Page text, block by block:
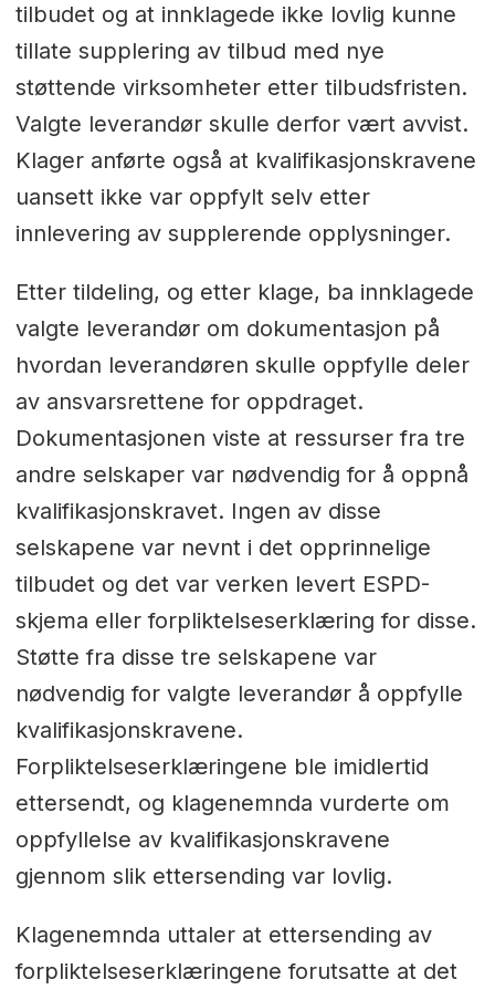
tilbudet og at innklagede ikke lovlig kunne
tillate supplering av tilbud med nye
støttende virksomheter etter tilbudsfristen.
Valgte leverandør skulle derfor vært avvist.
Klager anførte også at kvalifikasjonskravene
uansett ikke var oppfylt selv etter
innlevering av supplerende opplysninger.
Etter tildeling, og etter klage, ba innklagede
valgte leverandør om dokumentasjon på
hvordan leverandøren skulle oppfylle deler
av ansvarsrettene for oppdraget.
Dokumentasjonen viste at ressurser fra tre
andre selskaper var nødvendig for å oppnå
kvalifikasjonskravet. Ingen av disse
selskapene var nevnt i det opprinnelige
tilbudet og det var verken levert ESPD-
skjema eller forpliktelseserklæring for disse.
Støtte fra disse tre selskapene var
nødvendig for valgte leverandør å oppfylle
kvalifikasjonskravene.
Forpliktelseserklæringene ble imidlertid
ettersendt, og klagenemnda vurderte om
oppfyllelse av kvalifikasjonskravene
gjennom slik ettersending var lovlig.
Klagenemnda uttaler at ettersending av
forpliktelseserklæringene forutsatte at det